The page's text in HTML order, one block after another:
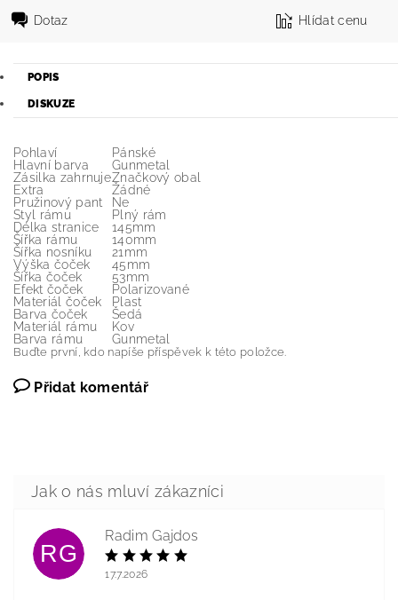
Dotaz Hlídat cenu
POPIS
DISKUZE
Pohlaví
Pánské
Hlavní barva
Gunmetal
Zásilka zahrnujeZnačkový obal
Extra
Žádné
Pružinový pant
Ne
Styl rámu
Plný rám
Délka stranice
145mm
Šířka rámu
140mm
Šířka nosníku
21mm
Výška čoček
45mm
Šířka čoček
53mm
Efekt čoček
Polarizované
Materiál čoček
Plast
Barva čoček
Šedá
Materiál rámu
Kov
Barva rámu
Gunmetal
Buďte první, kdo napíše příspěvek k této položce.
Přidat komentář
RG
Radim Gajdos
17.7.2026